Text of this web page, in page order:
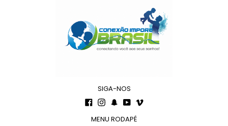
SIGA-NOS
Facebook
Instagram
Snapchat
YouTube
Vimeo
MENU RODAPÉ